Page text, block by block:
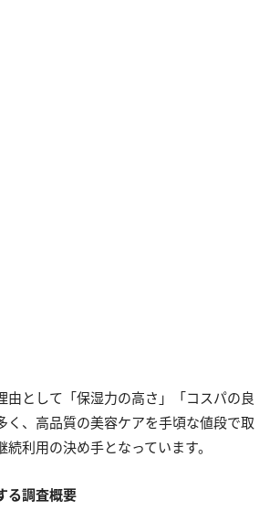
由として「保湿力の高さ」「コスパの良
く、高品質の美容ケアを手頃な値段で取
続利用の決め手となっています。
る調査概要